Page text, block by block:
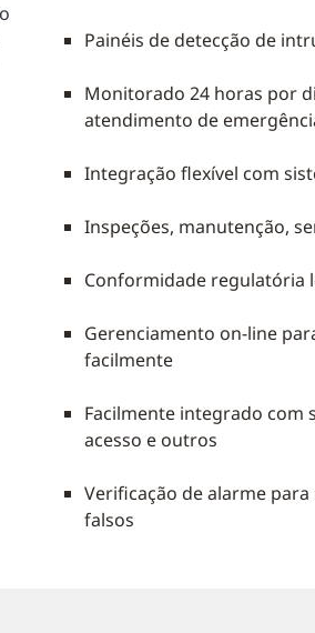
Painéis de detecção de
Monitorado 24 horas por
atendimento de
Integração flexível com
Inspeções, manutenção,
Conformidade regulatória
Gerenciamento on-line
facilmente
Facilmente integrado com
acesso e outros
Verificação de alarme
falsos